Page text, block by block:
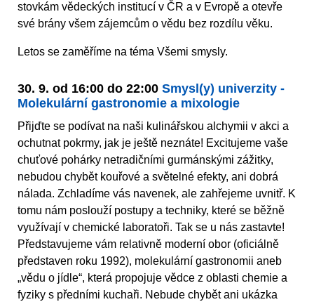
stovkám vědeckých institucí v ČR a v Evropě a otevře
své brány všem zájemcům o vědu bez rozdílu věku.
Letos se zaměříme na téma Všemi smysly.
30. 9. od 16:00 do 22:00 Smysl(y) univerzity -
Molekulární gastronomie a mixologie
Přijďte se podívat na naši kulinářskou alchymii v akci a
ochutnat pokrmy, jak je ještě neznáte! Excitujeme vaše
chuťové pohárky netradičními gurmánskými zážitky,
nebudou chybět kouřové a světelné efekty, ani dobrá
nálada. Zchladíme vás navenek, ale zahřejeme uvnitř. K
tomu nám poslouží postupy a techniky, které se běžně
využívají v chemické laboratoři. Tak se u nás zastavte!
Představujeme vám relativně moderní obor (oficiálně
představen roku 1992), molekulární gastronomii aneb
„vědu o jídle“, která propojuje vědce z oblasti chemie a
fyziky s předními kuchaři. Nebude chybět ani ukázka